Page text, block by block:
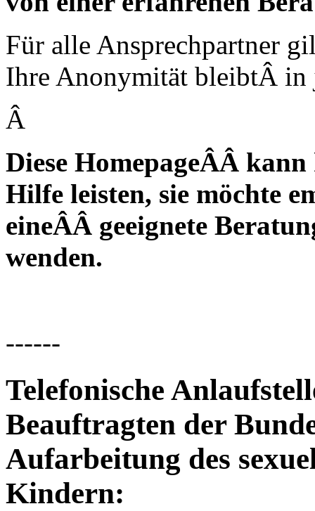
Für alle Ansprechpartner
Ihre Anonymität bleibtÂ in
Â
Diese HomepageÂÂ
Hilfe leisten, sie möchte
eineÂÂ geeignete
wenden.
------
Telefonische
Beauftragten der
Aufarbeitung des
Kindern: